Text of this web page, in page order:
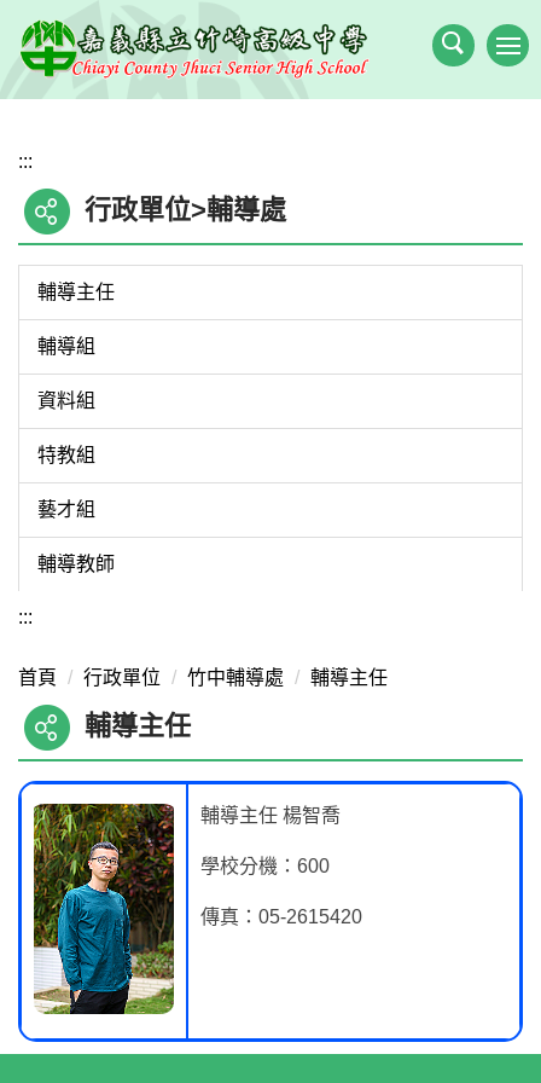
到
主
要
容
區
:::
行政單位>輔導處
輔導主任
輔導組
資料組
特教組
藝才組
輔導教師
:::
首頁 行政單位 竹中輔導處 輔導主任
輔導主任
輔導主任 楊智喬
學校分機：600
傳真：05-2615420